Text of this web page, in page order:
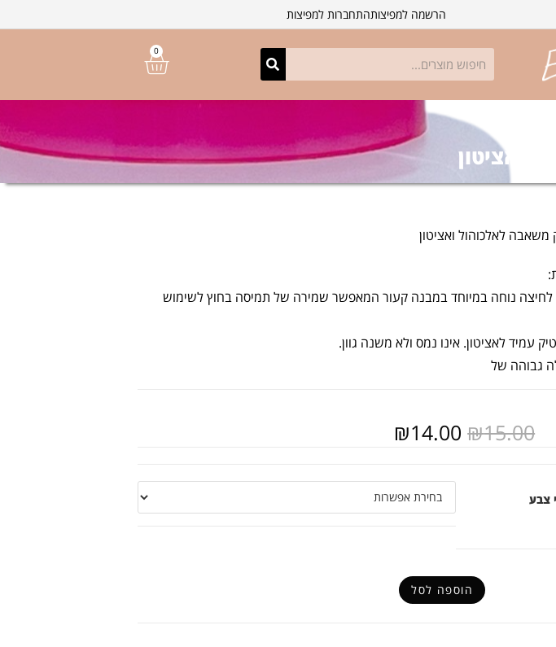
הרשמה למפיצותהתחברות למפיצות
0
ואציטון
משאבה לאלכוהול ואציטון
לחיצה נוחה במיוחד במבנה קעור המאפשר שמירה של תמיסה בחוץ לשימוש
עמיד לאציטון. אינו נמס ולא משנה גוון.
גבוהה של
₪15.00
₪14.00
צבע
הוספה לסל